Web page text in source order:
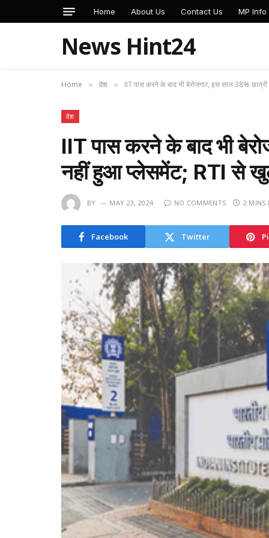
Home About Us Contact Us MP Info
News Hint24
Home » देश » IIT पास करने के बाद भी बेरोजगार, इस साल 38%
देश
IIT पास करने के बाद भी
नहीं हुआ प्लेसमेंट; RTI से
BY MAY 23, 2024 NO COMMENTS 2 MINS
Facebook Twitter